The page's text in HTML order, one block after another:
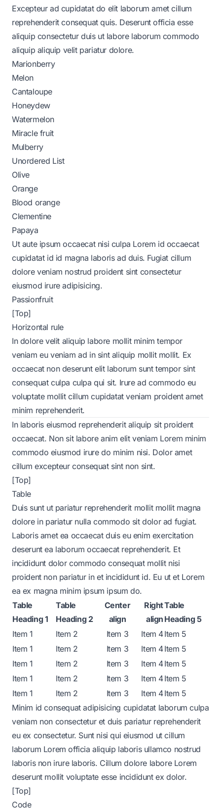
Excepteur ad cupidatat do elit laborum amet cillum
reprehenderit consequat quis. Deserunt officia esse
aliquip consectetur duis ut labore laborum commodo
aliquip aliquip velit pariatur dolore.
Marionberry
Melon
Cantaloupe
Honeydew
Watermelon
Miracle fruit
Mulberry
Unordered List
Olive
Orange
Blood orange
Clementine
Papaya
Ut aute ipsum occaecat nisi culpa Lorem id occaecat
cupidatat id id magna laboris ad duis. Fugiat cillum
dolore veniam nostrud proident sint consectetur
eiusmod irure adipisicing.
Passionfruit
[Top]
Horizontal rule
In dolore velit aliquip labore mollit minim tempor
veniam eu veniam ad in sint aliquip mollit mollit. Ex
occaecat non deserunt elit laborum sunt tempor sint
consequat culpa culpa qui sit. Irure ad commodo eu
voluptate mollit cillum cupidatat veniam proident amet
minim reprehenderit.
In laboris eiusmod reprehenderit aliquip sit proident
occaecat. Non sit labore anim elit veniam Lorem minim
commodo eiusmod irure do minim nisi. Dolor amet
cillum excepteur consequat sint non sint.
[Top]
Table
Duis sunt ut pariatur reprehenderit mollit mollit magna
dolore in pariatur nulla commodo sit dolor ad fugiat.
Laboris amet ea occaecat duis eu enim exercitation
deserunt ea laborum occaecat reprehenderit. Et
incididunt dolor commodo consequat mollit nisi
proident non pariatur in et incididunt id. Eu ut et Lorem
ea ex magna minim ipsum ipsum do.
Table
Heading 1
Table
Heading 2
Center
align
Right
align
Table
Heading 5
Item 1
Item 2 Item 3 Item 4Item 5
Item 1
Item 2 Item 3 Item 4Item 5
Item 1
Item 2 Item 3 Item 4Item 5
Item 1
Item 2 Item 3 Item 4Item 5
Item 1
Item 2 Item 3 Item 4Item 5
Minim id consequat adipisicing cupidatat laborum culpa
veniam non consectetur et duis pariatur reprehenderit
eu ex consectetur. Sunt nisi qui eiusmod ut cillum
laborum Lorem officia aliquip laboris ullamco nostrud
laboris non irure laboris. Cillum dolore labore Lorem
deserunt mollit voluptate esse incididunt ex dolor.
[Top]
Code